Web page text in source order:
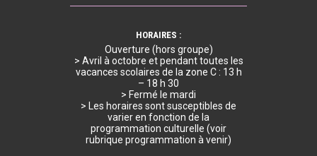
HORAIRES :
Ouverture (hors groupe)
> Avril à octobre et pendant toutes les
vacances scolaires de la zone C : 13 h
– 18 h 30
> Fermé le mardi
> Les horaires sont susceptibles de
varier en fonction de la
programmation culturelle (voir
rubrique programmation à venir)